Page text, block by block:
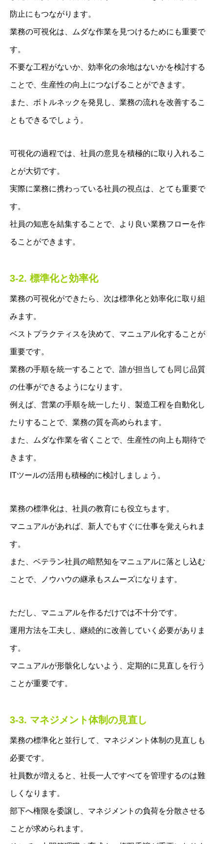
防止にもつながります。
業務の可視化は、ムダな作業を見つけるためにも重要で
す。
不要な工程がないか、効率化の余地はないかを検討する
ことで、生産性の向上につなげることができます。
また、ボトルネックを発見し、業務の流れを改善するこ
ともできるでしょう。
可視化の過程では、社員の意見を積極的に取り入れるこ
とが大切です。
実際に業務に携わっている社員の視点は、とても重要で
す。
社員の知恵を結集することで、より良い業務フローを作
ることができます。
3-2. 標準化と効率化
業務の可視化ができたら、次は標準化と効率化に取り組
みます。
ベストプラクティスを決めて、マニュアル化することが
重要です。
業務の手順を統一することで、誰が担当しても同じ品質
の仕事ができるようになります。
例えば、営業の手順を統一したり、製造工程を自動化し
たりすることで、業務の質を高められます。
また、ムダな作業を省くことで、生産性の向上も期待で
きます。
ITツールの活用も積極的に検討しましょう。
業務の標準化は、社員の教育にも役立ちます。
マニュアルがあれば、新人でもすぐに仕事を覚えられま
す。
また、ベテラン社員の暗黙知をマニュアルに落とし込む
ことで、ノウハウの継承もスムーズになります。
ただし、マニュアルを作るだけでは不十分です。
運用方法を工夫し、継続的に改善していく必要がありま
す。
マニュアルが形骸化しないよう、定期的に見直しを行う
ことが重要です。
3-3. マネジメント体制の見直し
業務の標準化と並行して、マネジメント体制の見直しも
必要です。
社員数が増えると、社長一人ですべてを管理するのは難
しくなります。
部下へ権限を委譲し、マネジメントの負荷を分散させる
ことが求められます。